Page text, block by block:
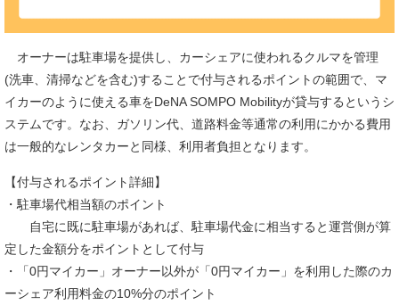
オーナーは駐車場を提供し、カーシェアに使われるクルマを管理
(洗車、清掃などを含む)することで付与されるポイントの範囲で、マ
イカーのように使える車をDeNA SOMPO Mobilityが貸与するというシ
ステムです。なお、ガソリン代、道路料金等通常の利用にかかる費用
は一般的なレンタカーと同様、利用者負担となります。
【付与されるポイント詳細】
・駐車場代相当額のポイント
自宅に既に駐車場があれば、駐車場代金に相当すると運営側が算
定した金額分をポイントとして付与
・「0円マイカー」オーナー以外が「0円マイカー」を利用した際のカ
ーシェア利用料金の10%分のポイント